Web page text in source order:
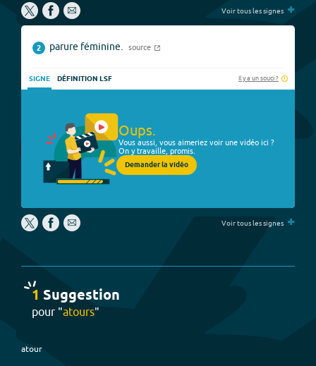
Voir tous les signes +
2 parure féminine. source
SIGNE DÉFINITION LSF Il y a un souci ?
Oups.
Vous aussi, vous aimeriez voir une vidéo ici ?
On y travaille, promis.
Demander la vidéo
Voir tous les signes +
1 Suggestion
pour "atours"
atour